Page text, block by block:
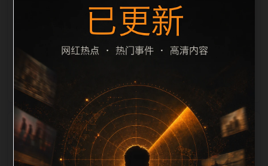
再看摘要是否说明更新范围，随后通过栏目入口继续浏
览同类内容。因此本页保留面包屑、同类推荐、热门推
荐、上一篇下一篇和 sitemap 入口，让重要页面点击深
度控制在三次以内。后续更新会围绕黑料合集持续补充
新内容，每次新增保持少量、稳定、
栏目内容归集
相关，图片文件名和 alt/title 也跟随主关键词、栏目词